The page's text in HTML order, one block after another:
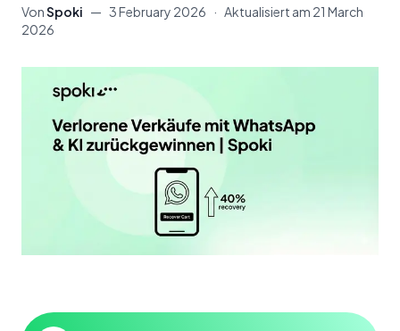
VonSpoki — 3 February 2026 · Aktualisiert am 21 March
2026